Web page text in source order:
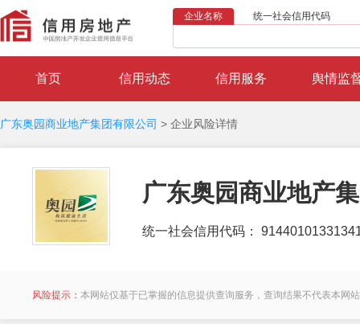
企业名称 统一社会信用代码
首页 信用动态 信用服务 舆情监
广东奥园商业地产集团有限公司 > 企业风险详情
广东奥园商业地产
统一社会信用代码：
风险提示： 本网站仅基于已掌握的信息提供查询服务，查询结果不代表本网